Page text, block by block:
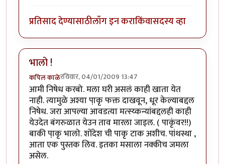
प्रतिसाद देण्यासाठीलॉग इन कराकिंवासदस्य व्हा
भालो !
कपिल काळेरविवार, 04/01/2009 13:47
आमी निषेध करबो. मला घरी असलं काही खाता येत
नाही. त्यामुळे अश्या पा़कृ फक्त दाखवून, धूर केल्याबद्दल
निषेध. जरा आपल्या आवडत्या मत्स्य्कन्यांबद्दलही काही
येउदेत बंगरुळात येउन ताव मारला जाइल. ( पाकृंवर!!)
बाकी पा़कृ भालो. शोंदेश ची पाकृ टाक अशीच. पांथस्था ,
आता एक पुस्तक लिव. इतका मसाला नक्कीच जमला
असेल.